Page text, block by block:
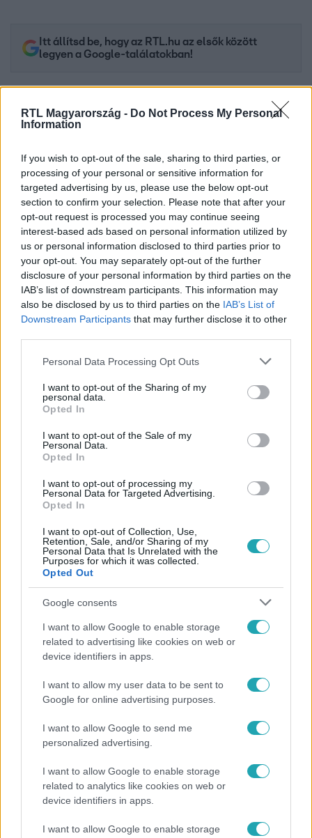
RTL Magyarország - Do Not Process My Personal
Information
If you wish to opt-out of the sale, sharing to third parties, or
processing of your personal or sensitive information for
targeted advertising by us, please use the below opt-out
section to confirm your selection. Please note that after your
opt-out request is processed you may continue seeing
interest-based ads based on personal information utilized by
us or personal information disclosed to third parties prior to
your opt-out. You may separately opt-out of the further
disclosure of your personal information by third parties on the
IAB’s list of downstream participants. This information may
also be disclosed by us to third parties on the IAB’s List of
Downstream Participants that may further disclose it to other
Please note that this website/app uses one or more Google
not limited to your visit or usage behaviour. You may click to
grant or deny consent to Google and its third-party tags to
use your data for below specified purposes in below Google
consent section.
Personal Data Processing Opt Outs
I want to opt-out of the Sharing of my
personal data.
Opted In
I want to opt-out of the Sale of my
Personal Data.
Opted In
I want to opt-out of processing my
Personal Data for Targeted Advertising.
Opted In
I want to opt-out of Collection, Use,
Retention, Sale, and/or Sharing of my
Personal Data that Is Unrelated with the
Purposes for which it was collected.
Opted Out
Google consents
I want to allow Google to enable storage
related to advertising like cookies on web or
device identifiers in apps.
I want to allow my user data to be sent to
Google for online advertising purposes.
I want to allow Google to send me
personalized advertising.
I want to allow Google to enable storage
related to analytics like cookies on web or
device identifiers in apps.
I want to allow Google to enable storage
Itt állítsd be, hogy az RTL.hu az elsők között
legyen a Google-találatokban!
Kövess minket, és értesülj a friss hírekről a
Facebookon is!
Követem
REGGELI #RTL #ADÁSRÉSZLETEK VIDEÓ
BULVÁR #
KATALIN HERCEGNÉ #KATALIN
Népszerű
Megvan, kik váltják a fenyegetés miatt visszalépő
Majkát a SIC Feszten